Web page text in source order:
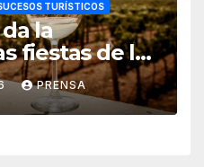
TURÍSTICOS
la
fiestas de la
PRENSA